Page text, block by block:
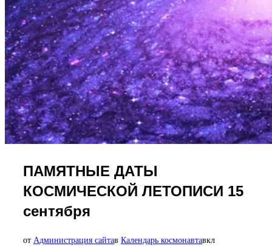
ПАМЯТНЫЕ ДАТЫ
КОСМИЧЕСКОЙ ЛЕТОПИСИ 15
сентября
от Администрация сайтав Календарь космонавтавкл